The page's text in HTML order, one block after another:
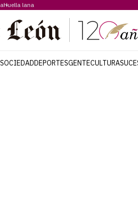
Huella lana
SOCIEDADDEPORTESGENTECULTURA